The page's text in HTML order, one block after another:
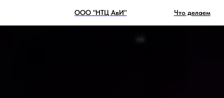
ООО "НТЦ АвИ" Что делаем